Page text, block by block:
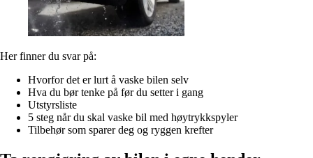
Her finner du svar på:
Hvorfor det er lurt å vaske bilen selv
Hva du bør tenke på før du setter i gang
Utstyrsliste
5 steg når du skal vaske bil med høytrykkspyler
Tilbehør som sparer deg og ryggen krefter